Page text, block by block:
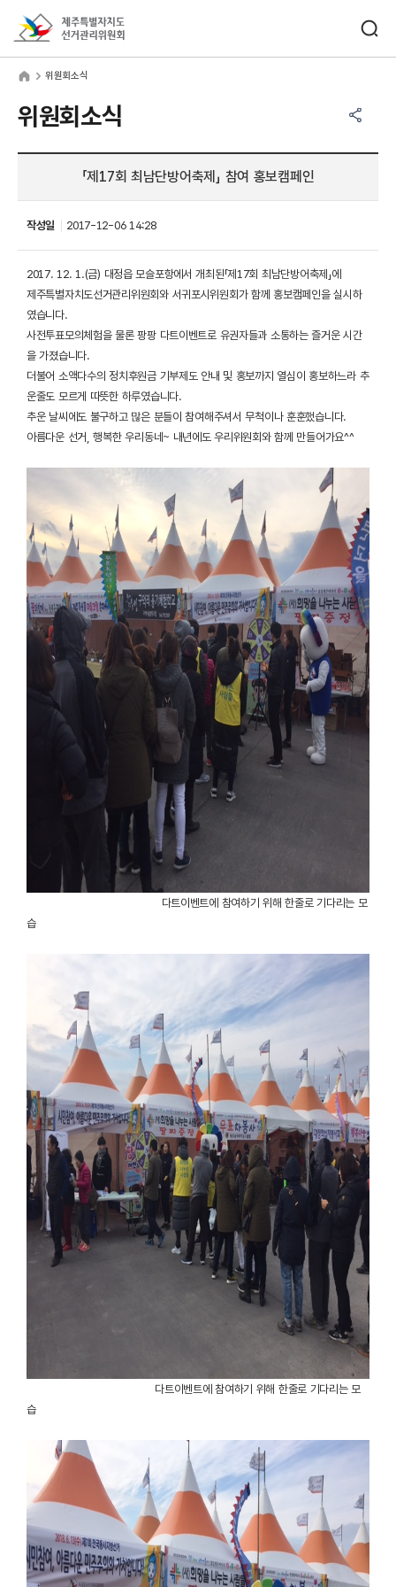
위원회소식
위원회소식
「제17회 최남단방어축제」 참여 홍보캠페인
작성일 2017-12-06 14:28
2017. 12. 1.(금) 대정읍 모슬포항에서 개최된「제17회 최남단방어축제」에
제주특별자치도선거관리위원회와 서귀포시위원회가 함께 홍보캠페인을 실시하
였습니다.
사전투표모의체험을 물론 팡팡 다트이벤트로 유권자들과 소통하는 즐거운 시간
을 가졌습니다.
더불어 소액다수의 정치후원금 기부제도 안내 및 홍보까지 열심이 홍보하느라 추
운줄도 모르게 따뜻한 하루였습니다.
추운 날씨에도 불구하고 많은 분들이 참여해주셔서 무척이나 훈훈했습니다.
아름다운 선거, 행복한 우리동네~ 내년에도 우리위원회와 함께 만들어가요^^
다트이벤트에 참여하기 위해 한줄로 기다리는 모
습
다트이벤트에 참여하기 위해 한줄로 기다리는 모
습